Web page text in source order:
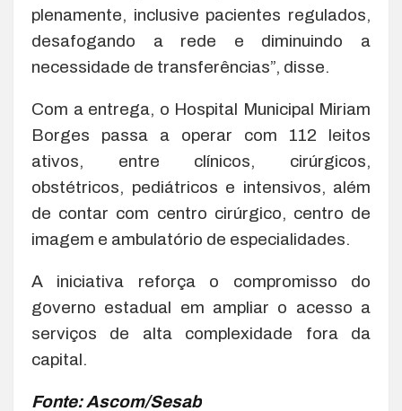
plenamente, inclusive pacientes regulados,
desafogando a rede e diminuindo a
necessidade de transferências”, disse.
Com a entrega, o Hospital Municipal Miriam
Borges passa a operar com 112 leitos
ativos, entre clínicos, cirúrgicos,
obstétricos, pediátricos e intensivos, além
de contar com centro cirúrgico, centro de
imagem e ambulatório de especialidades.
A iniciativa reforça o compromisso do
governo estadual em ampliar o acesso a
serviços de alta complexidade fora da
capital.
Fonte: Ascom/Sesab